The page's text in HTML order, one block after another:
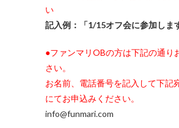
い
記入例：「1/15オフ会に参加しま
●ファンマリOBの方は下記の通り
さい。
お名前、電話番号を記入して下記
にてお申込みください。
info@funmari.com